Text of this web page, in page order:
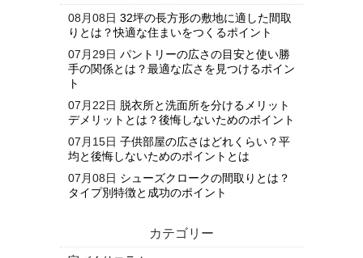
08月08日 32坪の長方形の敷地に適した間取
りとは？快適な住まいをつくるポイント
07月29日 パントリーの広さの目安と使い勝
手の関係とは？最適な広さを見つけるポイン
ト
07月22日 脱衣所と洗面所を分けるメリット
デメリットとは？後悔しないためのポイント
07月15日 子供部屋の広さはどれくらい？平
均と後悔しないためのポイントとは
07月08日 シューズクロークの間取りとは？
タイプ別特徴と成功のポイント
カテゴリー